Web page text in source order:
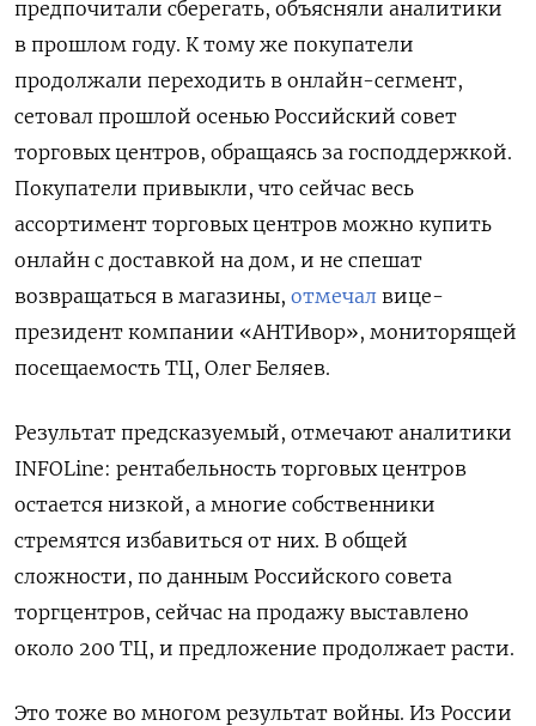
предпочитали сберегать, объясняли аналитики
в прошлом году. К тому же покупатели
продолжали переходить в онлайн-сегмент,
сетовал прошлой осенью Российский совет
торговых центров, обращаясь за господдержкой.
Покупатели привыкли, что сейчас весь
ассортимент торговых центров можно купить
онлайн с доставкой на дом, и не спешат
возвращаться в магазины, отмечал вице-
президент компании «АНТИвор», мониторящей
посещаемость ТЦ, Олег Беляев.
Результат предсказуемый, отмечают аналитики
INFOLine: рентабельность торговых центров
остается низкой, а многие собственники
стремятся избавиться от них. В общей
сложности, по данным Российского совета
торгцентров, сейчас на продажу выставлено
около 200 ТЦ, и предложение продолжает расти.
Это тоже во многом результат войны. Из России